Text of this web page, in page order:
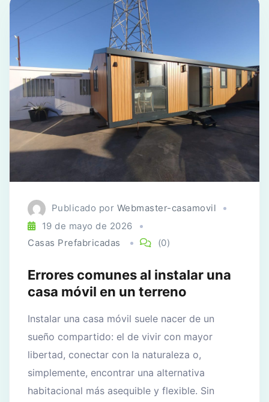
Publicado por Webmaster-casamovil
19 de mayo de 2026
Casas Prefabricadas
(0)
Errores comunes al instalar una
casa móvil en un terreno
Instalar una casa móvil suele nacer de un
sueño compartido: el de vivir con mayor
libertad, conectar con la naturaleza o,
simplemente, encontrar una alternativa
habitacional más asequible y flexible. Sin